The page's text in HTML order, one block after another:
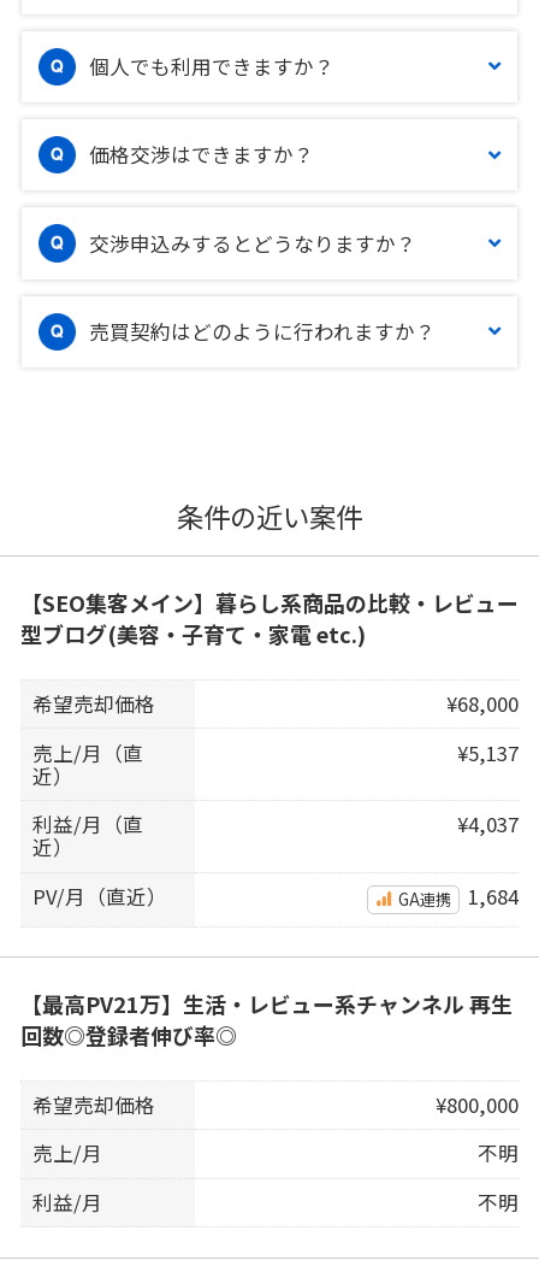
個人でも利用できますか？
価格交渉はできますか？
交渉申込みするとどうなりますか？
売買契約はどのように行われますか？
条件の近い案件
【SEO集客メイン】暮らし系商品の比較・レビュー
型ブログ(美容・子育て・家電 etc.)
希望売却価格
¥68,000
売上/月（直
近）
¥5,137
利益/月（直
近）
¥4,037
PV/月（直近） GA連携 1,684
【最高PV21万】生活・レビュー系チャンネル 再生
回数◎登録者伸び率◎
希望売却価格
¥800,000
売上/月
不明
利益/月
不明